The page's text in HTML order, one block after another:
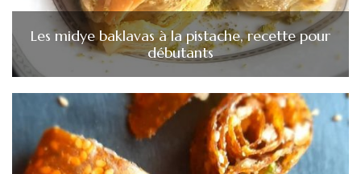
Les midye baklavas à la pistache, recette pour
débutants